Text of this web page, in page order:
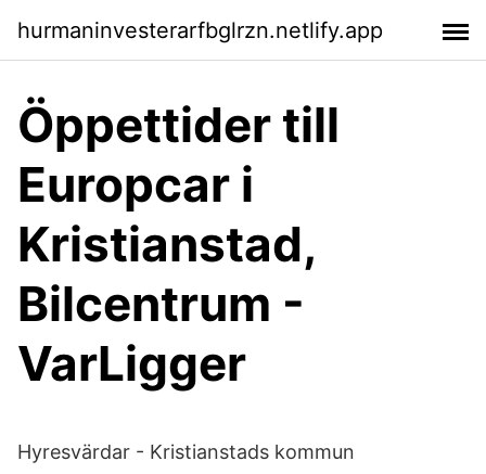
hurmaninvesterarfbglrzn.netlify.app
Öppettider till
Europcar i
Kristianstad,
Bilcentrum -
VarLigger
Hyresvärdar - Kristianstads kommun